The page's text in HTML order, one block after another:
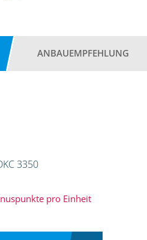
ANBAUEMPFEHLUNG
pro Einheit